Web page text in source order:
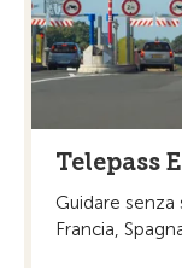
Telepass
Guidare senza
Francia,